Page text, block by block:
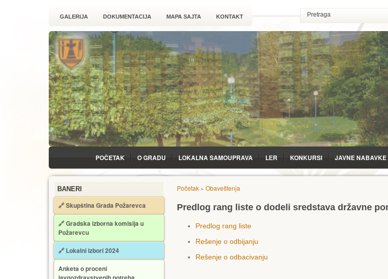
GALERIJA DOKUMENTACIJA MAPA SAJTA KONTAKT
POČETAK O GRADU LOKALNA SAMOUPRAVA LЕR KONKURSI JAVNE NABAVKE
BANERI
🔗 Skupština Grada Požarevca
🔗Gradska izborna komisija u
Požarevcu
🔗 Lokalni izbori 2024
Anketa o proceni
Početak » Obaveštenja
Predlog rang liste o dodeli sredstava državne
Predlog rang liste
Rešenje o odbijanju
Rešenje o odbacivanju